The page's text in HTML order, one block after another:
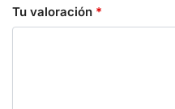
Tu valoración *